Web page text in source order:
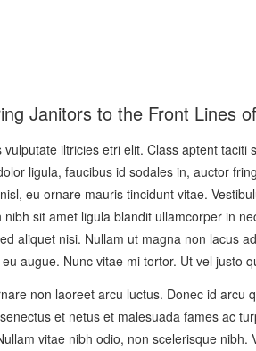
Janitors to the Front Lines
iltricies etri elit. Class aptent
ligula, faucibus id sodales in, auctor
eu ornare mauris tincidunt vitae.
sit amet ligula blandit ullamcorper in
aliquet nisi. Nullam ut magna non lacus
augue. Nunc vitae mi tortor. Ut vel justo
non laoreet arcu luctus. Donec id
et netus et malesuada fames ac
vitae nibh odio, non scelerisque